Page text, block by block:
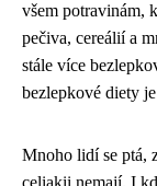
všem potravinám,
pečiva, cereálií a
stále více
bezlepkové diety
Mnoho lidí se ptá,
celiakii nemají. I